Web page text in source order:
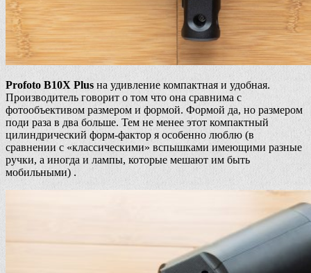
Profoto B10X Plus на удивление компактная и удобная.
Производитель говорит о том что она сравнима с
фотообъективом размером и формой. Формой да, но размером
поди раза в два больше. Тем не менее этот компактный
цилиндрический форм-фактор я особенно люблю (в
сравнении с «классическими» вспышками имеющими разные
ручки, а иногда и лампы, которые мешают им быть
мобильными) .